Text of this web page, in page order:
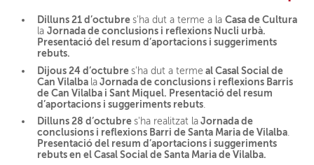
Dilluns 21 d’octubres'ha dut a terme a laCasa de Cultura
laJornada de conclusions i reflexions Nucli urbà.
Presentació del resum d’aportacions i suggeriments
rebuts.
Dijous 24 d’octubres'ha dut a terme al Casal Social de
Can Vilalba la Jornada de conclusions i reflexions Barris
de Can Vilalba i Sant Miquel. Presentació del resum
d’aportacions i suggeriments rebuts
Dilluns 28 d’octubres'ha realitzat la Jornada de
conclusions i reflexions Barri de Santa Maria de Vilalba
Presentació del resum d’aportacions i suggeriments
rebuts en el Casal Social de Santa Maria de Vilalba.